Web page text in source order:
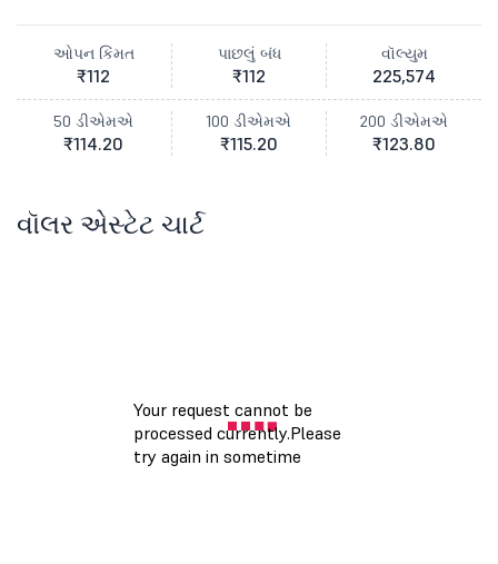
ઓપન કિંમત
₹112
પાછલું બંધ
₹112
વૉલ્યુમ
225,574
50 ડીએમએ
₹114.20
100 ડીએમએ
₹115.20
200 ડીએમએ
₹123.80
વૉલર એસ્ટેટ ચાર્ટ